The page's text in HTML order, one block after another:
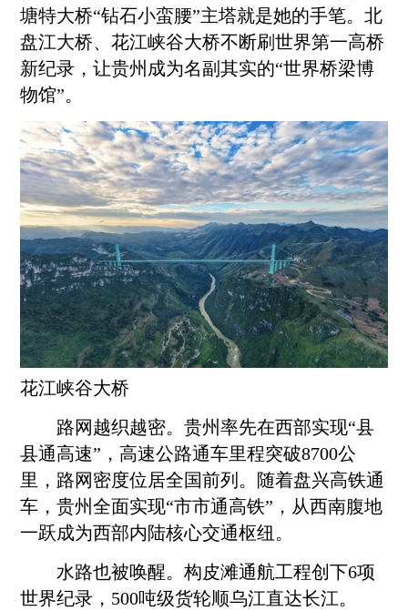
塘特大桥“钻石小蛮腰”主塔就是她的手笔。北
盘江大桥、花江峡谷大桥不断刷世界第一高桥
新纪录，让贵州成为名副其实的“世界桥梁博
物馆”。
花江峡谷大桥
路网越织越密。贵州率先在西部实现“县
县通高速”，高速公路通车里程突破8700公
里，路网密度位居全国前列。随着盘兴高铁通
车，贵州全面实现“市市通高铁”，从西南腹地
一跃成为西部内陆核心交通枢纽。
水路也被唤醒。构皮滩通航工程创下6项
世界纪录，500吨级货轮顺乌江直达长江。